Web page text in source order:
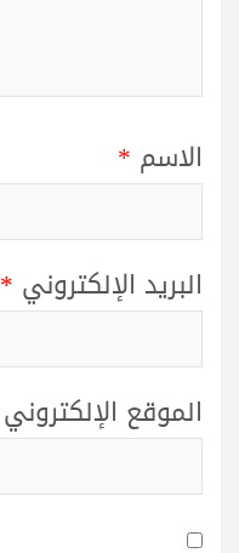
الاسم *
البريد الإلكتروني *
الموقع الإلكتروني